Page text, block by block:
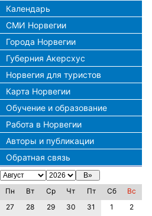
Календарь
СМИ Норвегии
Города Норвегии
Губерния Акерсхус
Норвегия для туристов
Карта Норвегии
Обучение и образование
Работа в Норвегии
Авторы и публикации
Обратная связь
Пн Вт Ср Чт Пт Сб
Вс
27
28 29 30 31 1
2